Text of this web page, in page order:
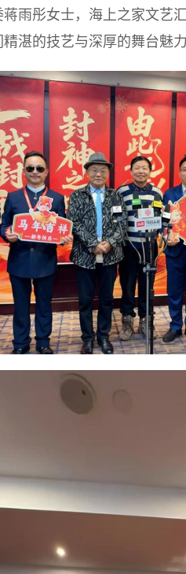
雨彤女士，海上之家文艺
湛的技艺与深厚的舞台魅